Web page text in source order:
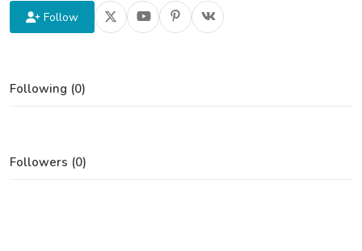
Follow
Following (0)
Followers (0)